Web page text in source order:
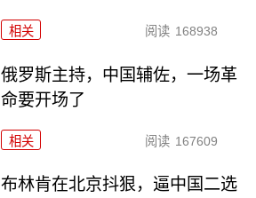
相关 阅读 168938
俄罗斯主持，中国辅佐，一场革
命要开场了
相关 阅读 167609
布林肯在北京抖狠，逼中国二选